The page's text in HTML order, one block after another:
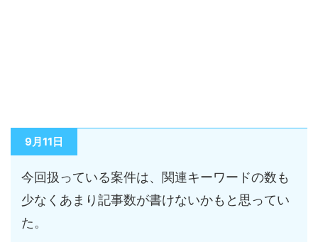
9月11日
今回扱っている案件は、関連キーワードの数も
少なくあまり記事数が書けないかもと思ってい
た。